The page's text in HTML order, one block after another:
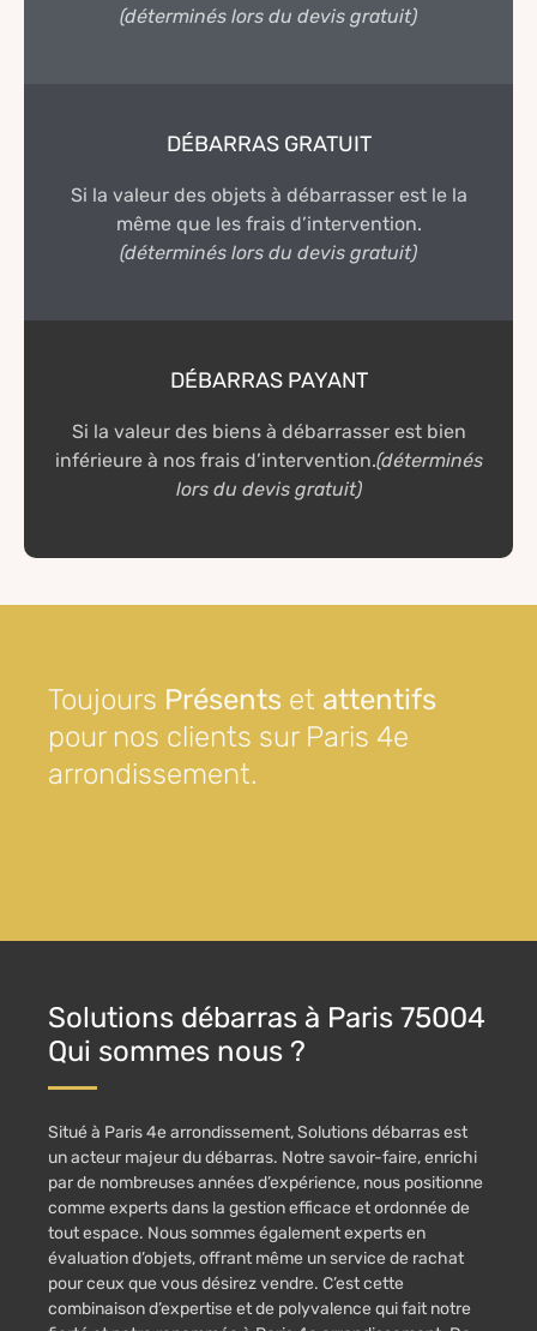
(déterminés lors du devis gratuit)
DÉBARRAS GRATUIT
Si la valeur des objets à débarrasser est le la
même que les frais d’intervention.
(déterminés lors du devis gratuit)
DÉBARRAS PAYANT
Si la valeur des biens à débarrasser est bien
inférieure à nos frais d’intervention.(déterminés
lors du devis gratuit)
Toujours Présents et attentifs
pour nos clients sur Paris 4e
arrondissement.
Solutions débarras à Paris 75004
Qui sommes nous ?
Situé à Paris 4e arrondissement, Solutions débarras est
un acteur majeur du débarras. Notre savoir-faire, enrichi
par de nombreuses années d’expérience, nous positionne
comme experts dans la gestion efficace et ordonnée de
tout espace. Nous sommes également experts en
évaluation d’objets, offrant même un service de rachat
pour ceux que vous désirez vendre. C’est cette
combinaison d’expertise et de polyvalence qui fait notre